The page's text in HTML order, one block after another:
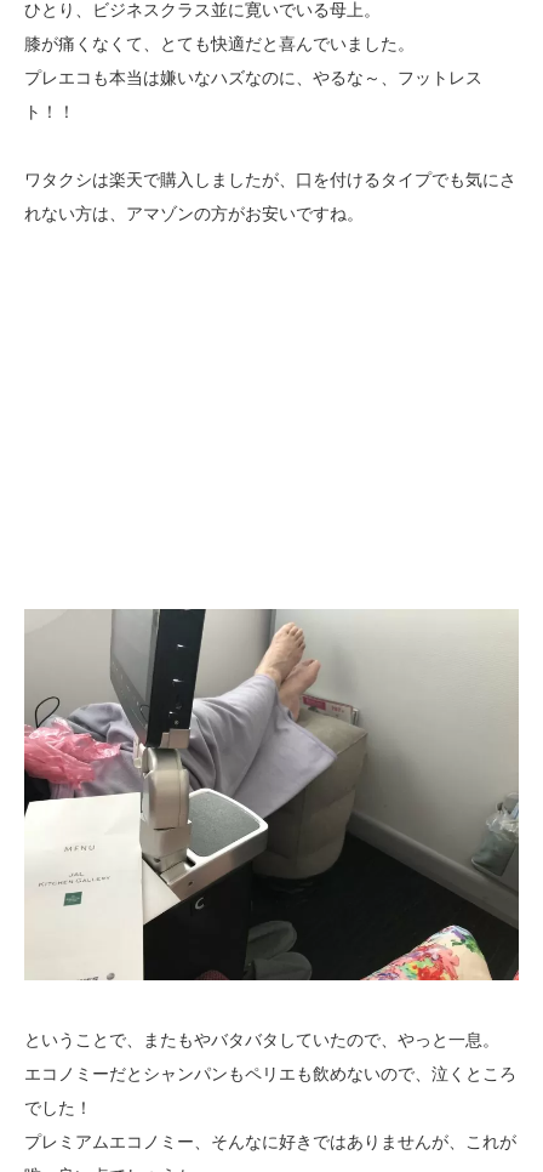
ひとり、ビジネスクラス並に寛いでいる母上。
膝が痛くなくて、とても快適だと喜んでいました。
プレエコも本当は嫌いなハズなのに、やるな～、フットレス
ト！！
ワタクシは楽天で購入しましたが、口を付けるタイプでも気にさ
れない方は、アマゾンの方がお安いですね。
ということで、またもやバタバタしていたので、やっと一息。
エコノミーだとシャンパンもペリエも飲めないので、泣くところ
でした！
プレミアムエコノミー、そんなに好きではありませんが、これが